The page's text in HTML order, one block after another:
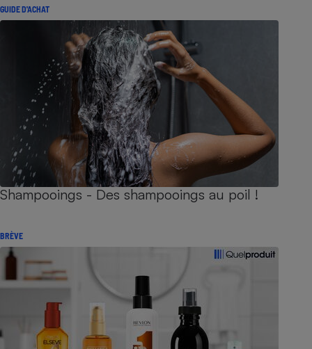
GUIDE D'ACHAT
Shampooings - Des shampooings au poil !
BRÈVE